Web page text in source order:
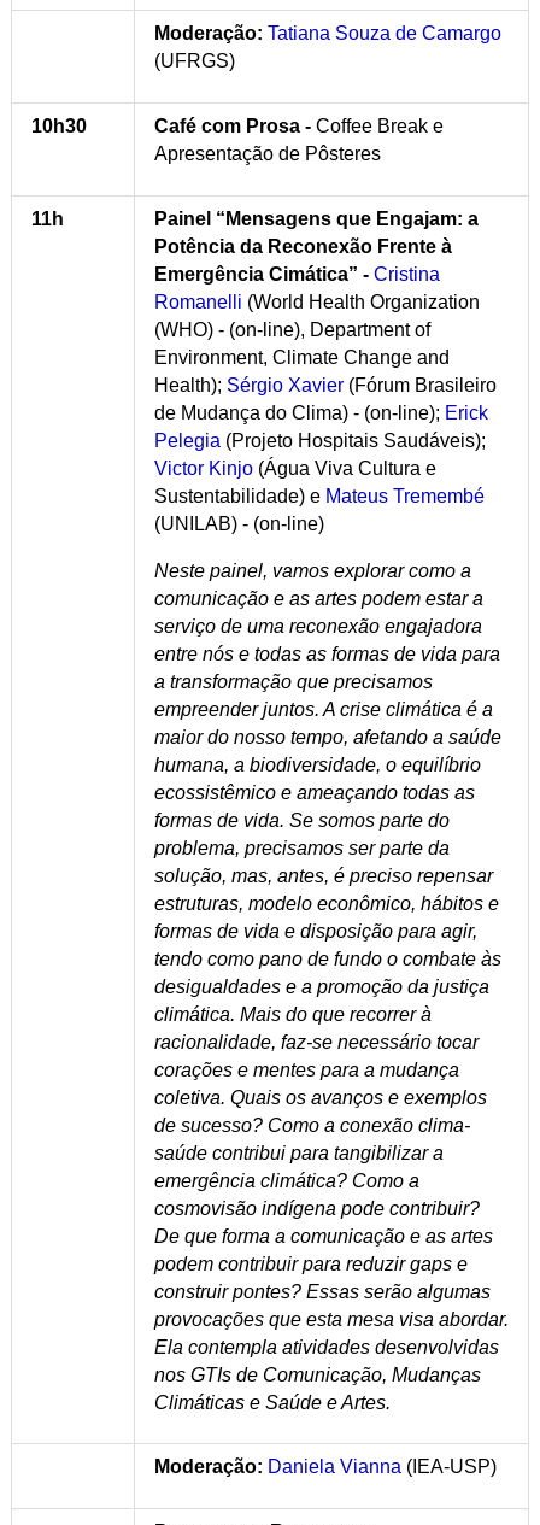
Moderação: Tatiana Souza de Camargo
(UFRGS)
10h30 Café com Prosa - Coffee Break e
Apresentação de Pôsteres
11h
Painel “Mensagens que Engajam: a
Potência da Reconexão Frente à
Emergência Cimática” - Cristina
Romanelli (World Health Organization
(WHO) - (on-line), Department of
Environment, Climate Change and
Health); Sérgio Xavier(Fórum Brasileiro
de Mudança do Clima) - (on-line); Erick
Pelegia (Projeto Hospitais Saudáveis);
Victor Kinjo(Água Viva Cultura e
Sustentabilidade) e Mateus Tremembé
(UNILAB) - (on-line)
Neste painel, vamos explorar como a
comunicação e as artes podem estar a
serviço de uma reconexão engajadora
entre nós e todas as formas de vida para
a transformação que precisamos
empreender juntos. A crise climática é a
maior do nosso tempo, afetando a saúde
humana, a biodiversidade, o equilíbrio
ecossistêmico e ameaçando todas as
formas de vida. Se somos parte do
problema, precisamos ser parte da
solução, mas, antes, é preciso repensar
estruturas, modelo econômico, hábitos e
formas de vida e disposição para agir,
tendo como pano de fundo o combate às
desigualdades e a promoção da justiça
climática. Mais do que recorrer à
racionalidade, faz-se necessário tocar
corações e mentes para a mudança
coletiva. Quais os avanços e exemplos
de sucesso? Como a conexão clima-
saúde contribui para tangibilizar a
emergência climática? Como a
cosmovisão indígena pode contribuir?
De que forma a comunicação e as artes
podem contribuir para reduzir gaps e
construir pontes? Essas serão algumas
provocações que esta mesa visa abordar.
Ela contempla atividades desenvolvidas
nos GTIs de Comunicação, Mudanças
Climáticas e Saúde e Artes.
Moderação: Daniela Vianna (IEA-USP)